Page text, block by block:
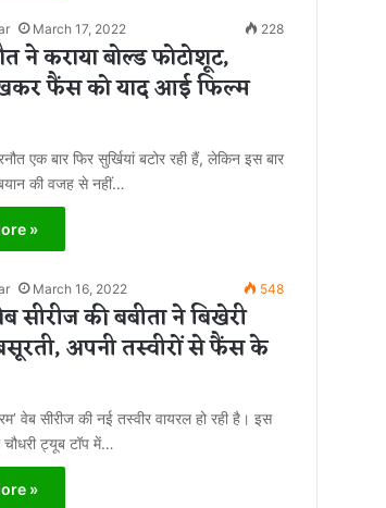
March 17, 2022 228
ने कराया बोल्ड फोटोशूट,
फैंस को याद आई फिल्म
एक बार फिर सुर्खियां बटोर रही हैं, लेकिन इस बार
बयान की वजह से नहीं…
»
March 16, 2022 548
सीरीज की बबीता ने बिखेरी
अपनी तस्वीरों से फैंस के
वेब सीरीज की नई तस्वीर वायरल हो रही है। इस
चौधरी ट्यूब टॉप में…
»